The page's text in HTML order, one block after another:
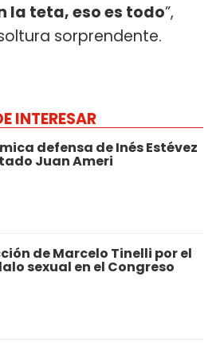
la teta, eso es todo”,
sorprendente.
INTERESAR
defensa de Inés Estévez
Juan Ameri
de Marcelo Tinelli por el
sexual en el Congreso